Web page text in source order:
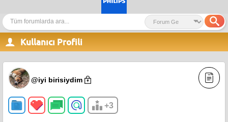
Kullanıcı Profili
@iyi birisiydim
+3